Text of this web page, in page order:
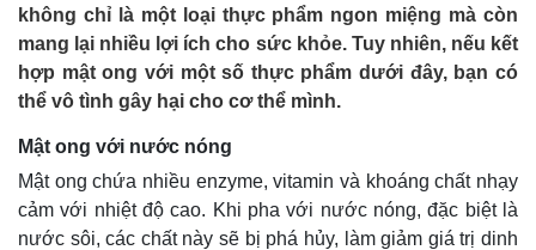
Đảng
Tổ chức nhân sự
Quốc hội
Nhận diện sự thật
Tin 24h
Dự báo thời tiết
Giáo dục
Dấu ấn VOV
Việc làm
không chỉ là một loại thực phẩm ngon miệng mà còn
mang lại nhiều lợi ích cho sức khỏe. Tuy nhiên, nếu kết
hợp mật ong với một số thực phẩm dưới đây, bạn có
thể vô tình gây hại cho cơ thể mình.
Mật ong với nước nóng
Mật ong chứa nhiều enzyme, vitamin và khoáng chất nhạy
cảm với nhiệt độ cao. Khi pha với nước nóng, đặc biệt là
nước sôi, các chất này sẽ bị phá hủy, làm giảm giá trị dinh